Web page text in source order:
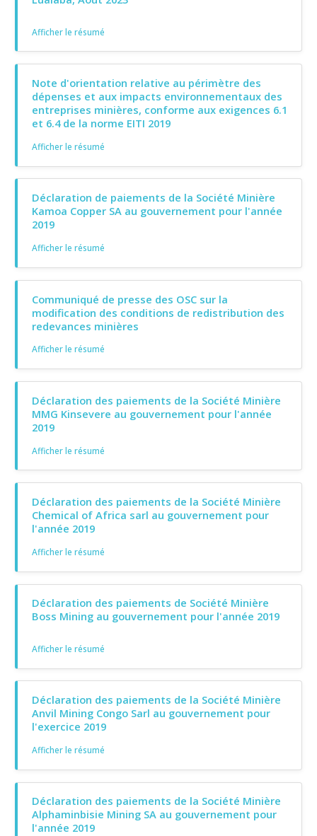
Afficher le résumé
Note d'orientation relative au périmètre des
dépenses et aux impacts environnementaux des
entreprises minières, conforme aux exigences 6.1
et 6.4 de la norme EITI 2019
Afficher le résumé
Déclaration de paiements de la Société Minière
Kamoa Copper SA au gouvernement pour l'année
2019
Afficher le résumé
Communiqué de presse des OSC sur la
modification des conditions de redistribution des
redevances minières
Afficher le résumé
Déclaration des paiements de la Société Minière
MMG Kinsevere au gouvernement pour l'année
2019
Afficher le résumé
Déclaration des paiements de la Société Minière
Chemical of Africa sarl au gouvernement pour
l'année 2019
Afficher le résumé
Déclaration des paiements de Société Minière
Boss Mining au gouvernement pour l'année 2019
Afficher le résumé
Déclaration des paiements de la Société Minière
Anvil Mining Congo Sarl au gouvernement pour
l'exercice 2019
Afficher le résumé
Déclaration des paiements de la Société Minière
Alphaminbisie Mining SA au gouvernement pour
l'année 2019